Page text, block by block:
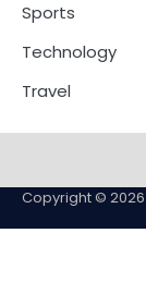
Sports
Technology
Travel
Copyright © 2026